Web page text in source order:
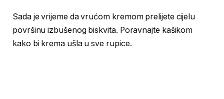
Sada je vrijeme da vrućom kremom prelijete cijelu
površinu izbušenog biskvita. Poravnajte kašikom
kako bi krema ušla u sve rupice.